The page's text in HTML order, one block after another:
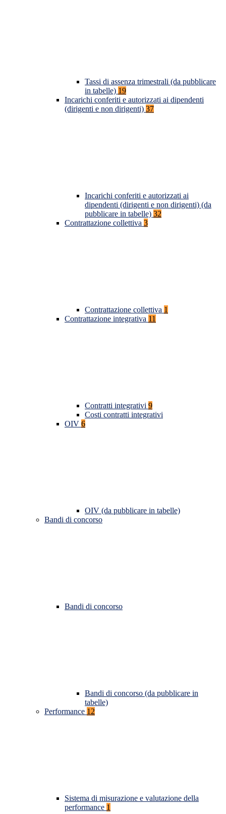
Tassi di assenza trimestrali (da pubblicare
in tabelle) 19
Incarichi conferiti e autorizzati ai dipendenti
(dirigenti e non dirigenti) 37
Incarichi conferiti e autorizzati ai
dipendenti (dirigenti e non dirigenti) (da
pubblicare in tabelle) 32
Contrattazione collettiva 3
Contrattazione collettiva 1
Contrattazione integrativa 11
Contratti integrativi 9
Costi contratti integrativi
OIV 6
OIV (da pubblicare in tabelle)
Bandi di concorso
Bandi di concorso
Bandi di concorso (da pubblicare in
tabelle)
Performance 12
Sistema di misurazione e valutazione della
performance 1